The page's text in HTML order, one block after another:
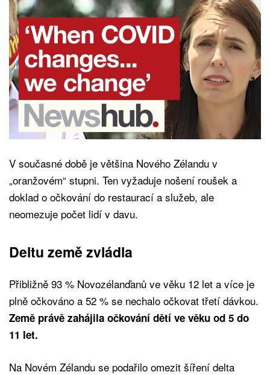
V současné době je většina Nového Zélandu v
„oranžovém“ stupni. Ten vyžaduje nošení roušek a
doklad o očkování do restaurací a služeb, ale
neomezuje počet lidí v davu.
Deltu země zvládla
Přibližně 93 % Novozélanďanů ve věku 12 let a více je
plně očkováno a 52 % se nechalo očkovat třetí dávkou.
Země právě zahájila očkování dětí ve věku od 5 do
11 let.
Na Novém Zélandu se podařilo omezit šíření delta